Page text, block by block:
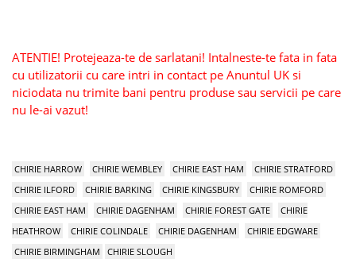
ATENTIE! Protejeaza-te de sarlatani! Intalneste-te fata in fata
cu utilizatorii cu care intri in contact pe Anuntul UK si
niciodata nu trimite bani pentru produse sau servicii pe care
nu le-ai vazut!
CHIRIE HARROW CHIRIE WEMBLEY CHIRIE EAST HAM
CHIRIE STRATFORD
CHIRIE ILFORD
CHIRIE BARKING CHIRIE KINGSBURY
CHIRIE ROMFORD
CHIRIE EAST HAM
CHIRIE DAGENHAM CHIRIE FOREST GATE
CHIRIE
HEATHROW
CHIRIE COLINDALE CHIRIE DAGENHAM
CHIRIE EDGWARE
CHIRIE BIRMINGHAM
CHIRIE SLOUGH